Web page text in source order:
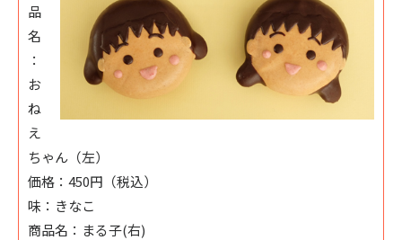
品
名
：
お
ね
え
ちゃん（左）
価格：450円（税込）
味：きなこ
商品名：まる子(右)